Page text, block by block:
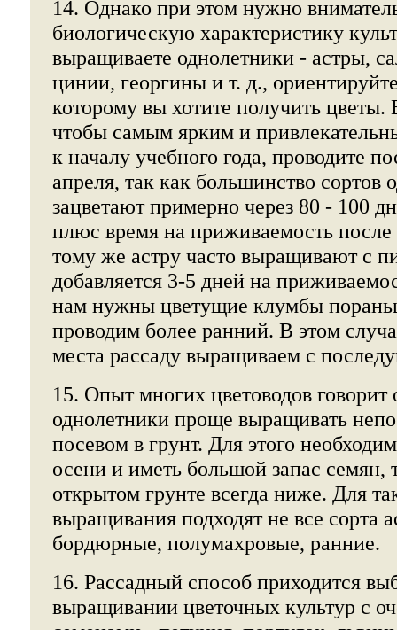
14. Однако при этом нужно
биологическую характеристику
выращиваете однолетники - астры,
цинии, георгины и т. д.,
которому вы хотите получить цветы.
чтобы самым ярким и
к началу учебного года, проводите
апреля, так как большинство сортов
зацветают примерно через 80 - 100
плюс время на приживаемость
тому же астру часто выращивают с
добавляется 3-5 дней на
нам нужны цветущие клумбы
проводим более ранний. В этом
места рассаду выращиваем с
15. Опыт многих цветоводов говорит
однолетники проще выращивать
посевом в грунт. Для этого
осени и иметь большой запас семян,
открытом грунте всегда ниже. Для
выращивания подходят не все сорта
бордюрные, полумахровые, ранние.
16. Рассадный способ приходится
выращивании цветочных культур с